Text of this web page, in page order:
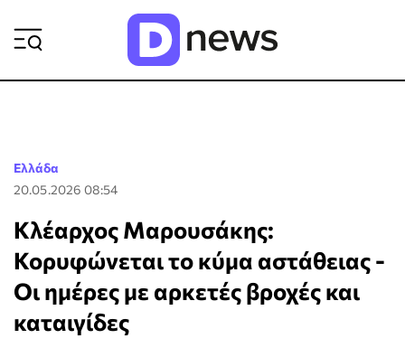
Ελλάδα
20.05.2026 08:54
Κλέαρχος Μαρουσάκης:
Κορυφώνεται το κύμα αστάθειας -
Οι ημέρες με αρκετές βροχές και
καταιγίδες